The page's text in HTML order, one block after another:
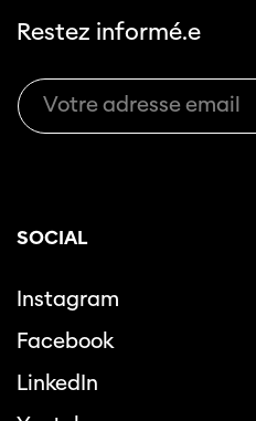
Restez informé.e
SOCIAL
Instagram
Facebook
LinkedIn